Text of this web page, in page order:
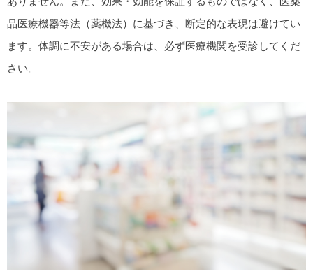
品医療機器等法（薬機法）に基づき、断定的な表現は避けてい
ます。体調に不安がある場合は、必ず医療機関を受診してくだ
さい。